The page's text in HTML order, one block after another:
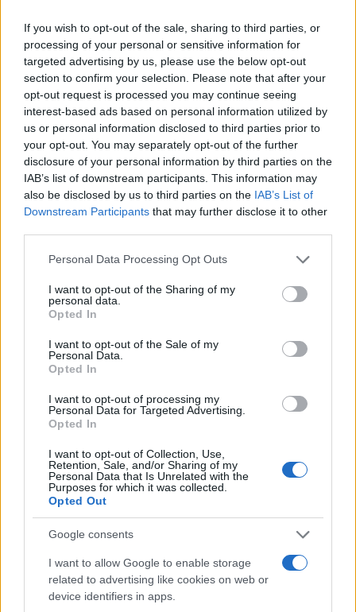
If you wish to opt-out of the sale, sharing to third parties, or
processing of your personal or sensitive information for
targeted advertising by us, please use the below opt-out
section to confirm your selection. Please note that after your
opt-out request is processed you may continue seeing
interest-based ads based on personal information utilized by
us or personal information disclosed to third parties prior to
your opt-out. You may separately opt-out of the further
disclosure of your personal information by third parties on the
IAB’s list of downstream participants. This information may
also be disclosed by us to third parties on the IAB’s List of
Downstream Participants that may further disclose it to other
Please note that this website/app uses one or more Google
not limited to your visit or usage behaviour. You may click to
grant or deny consent to Google and its third-party tags to
use your data for below specified purposes in below Google
consent section.
Personal Data Processing Opt Outs
I want to opt-out of the Sharing of my
personal data.
Opted In
I want to opt-out of the Sale of my
Personal Data.
Opted In
I want to opt-out of processing my
Personal Data for Targeted Advertising.
Opted In
I want to opt-out of Collection, Use,
Retention, Sale, and/or Sharing of my
Personal Data that Is Unrelated with the
Purposes for which it was collected.
Opted Out
Google consents
I want to allow Google to enable storage
related to advertising like cookies on web or
device identifiers in apps.
Ένα από τα πιο σημαντικά ευρήματα αφορά τα
λεγόμενα μεσαίας αλυσίδας λιπαρά οξέα, τα οποία
παράγονται από το βακτήριο P. goldsteinii. Αυτές οι
ουσίες, όπως το 3-HOA, μπορούν να ταξιδεύουν
στο σώμα και να επηρεάζουν το ανοσοποιητικό
σύστημα. Τα λιπαρά οξέα ενεργοποιούν έναν
υποδοχέα που ονομάζεται GPR84 σε κύτταρα του
ανοσοποιητικού, προκαλώντας παραγωγή
φλεγμονωδών ουσιών όπως των πρωτεΐνών TNF
έντερο και στον λιπώδη ιστό, αλλά δεν εμφανίζεται
απαραίτητα στο αίμα ή στον εγκέφαλο. Παρά ταύτα,
αυτή η «τοπική» φλεγμονή αρκεί για να επηρεάσει
δραστηριότητα του πνευμονογαστρικού νεύρου,
διαταράσσοντας τελικά τη μνήμη.
Η διακοπή της φλεγμονής βελτιώνει τη μνήμη
Όταν οι ερευνητές μπλόκαραν τις φλεγμονώδεις
κυτοκίνες ή απενεργοποίησαν τον υποδοχέα
GPR84, τα ποντίκια ανέκτησαν τη γνωστική τους
λειτουργία. Παρόμοια αποτελέσματα
ανοσοκύτταρα που παράγουν τη φλεγμονή.
Επιπλέον, φάρμακα που στοχεύουν τις κυτοκίνες ή